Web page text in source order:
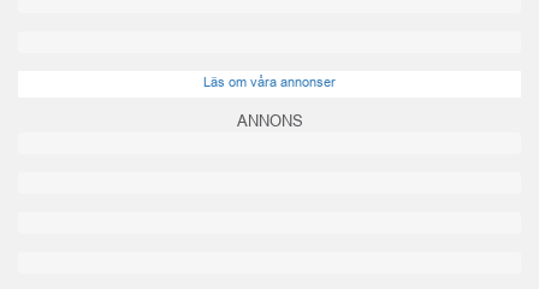
Läs om våra annonser
ANNONS